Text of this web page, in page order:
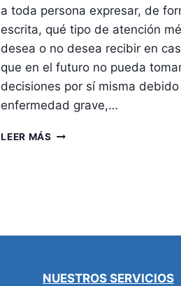
a toda persona expresar, de
escrita, qué tipo de atención
desea o no desea recibir en
que en el futuro no pueda
decisiones por sí misma debido
enfermedad grave,…
LEER MÁS DIRECTIVAS
DECIDIR
NUESTROS SERVICIOS